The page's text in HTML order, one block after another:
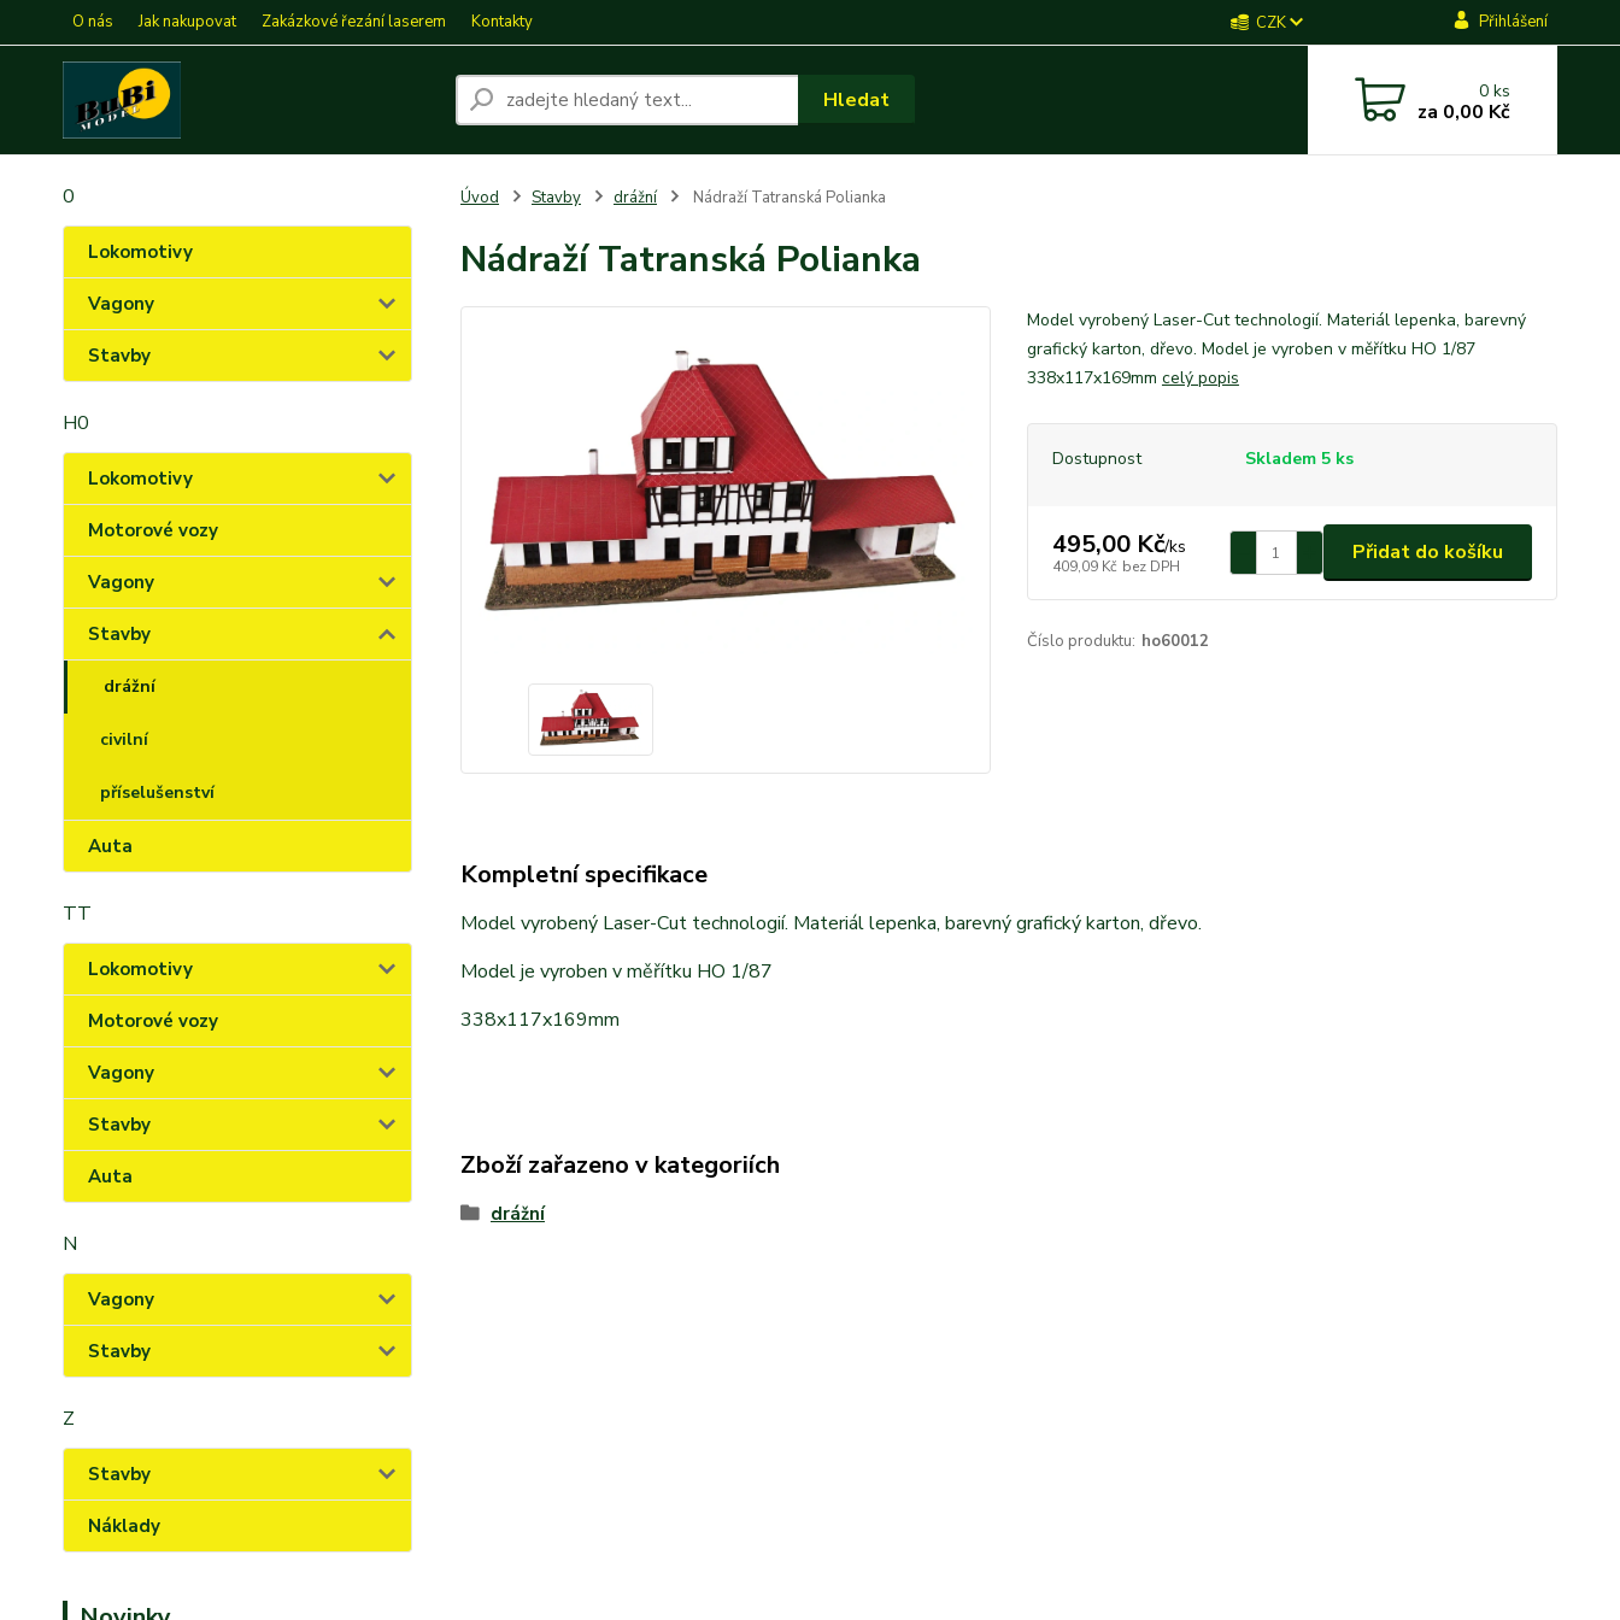
O nás Jak nakupovat Zakázkové řezání laserem Kontakty CZK Přihlášení
Hledat 0ks
za 0,00 Kč
0
Lokomotivy
Vagony
Stavby
H0
Lokomotivy
Motorové vozy
Vagony
Stavby
drážní
civilní
příselušenství
Auta
TT
Lokomotivy
Motorové vozy
Vagony
Stavby
Auta
N
Vagony
Stavby
Z
Stavby
Náklady
Úvod Stavby drážní Nádraží Tatranská Polianka
Nádraží Tatranská Polianka
Model vyrobený Laser-Cut technologií. Materiál lepenka, barevný
grafický karton, dřevo. Model je vyroben v měřítku HO 1/87
338x117x169mm celý popis
Dostupnost Skladem 5 ks
495,00 Kč/ks
409,09 Kč bez DPH
Přidat do košíku
Číslo produktu: ho60012
Kompletní specifikace
Model vyrobený Laser-Cut technologií. Materiál lepenka, barevný grafický karton, dřevo.
Model je vyroben v měřítku HO 1/87
338x117x169mm
Zboží zařazeno v kategoriích
drážní